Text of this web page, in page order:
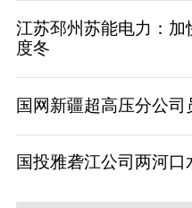
江苏邳州苏能电力：
度冬
国网新疆超高压分公
国投雅砻江公司两河